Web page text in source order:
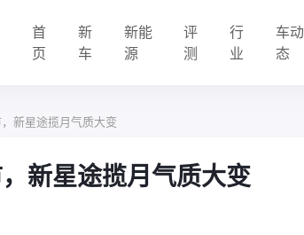
首
页
新
车
新能
源
评
测
行
业
车动
态
新星途揽月气质大变
新星途揽月气质大变